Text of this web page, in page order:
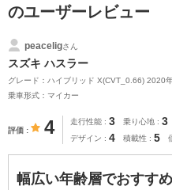
のユーザーレビュー
peaceligさん
スズキ ハスラー
グレード：ハイブリッド X(CVT_0.66) 2020
乗車形式：マイカー
評価 4 走行性能 3 乗り心地 3
デザイン 4 積載性 5
幅広い年齢層でおすすめ